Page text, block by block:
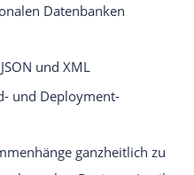
Datenbanken
und XML
und Deployment-
ganzheitlich zu